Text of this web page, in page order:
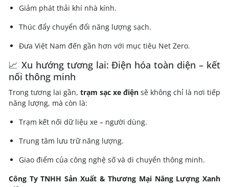
Giảm phát thải khí nhà kính.
Thúc đẩy chuyển đổi năng lượng sạch.
Đưa Việt Nam đến gần hơn với mục tiêu Net Zero.
📈 Xu hướng tương lai: Điện hóa toàn diện – kết
nối thông minh
Trong tương lai gần, trạm sạc xe điện sẽ không chỉ là nơi tiếp
năng lượng, mà còn là:
Trạm kết nối dữ liệu xe – người dùng.
Trung tâm lưu trữ năng lượng.
Giao điểm của công nghệ số và di chuyển thông minh.
Công Ty TNHH Sản Xuất & Thương Mại Năng Lượng Xanh